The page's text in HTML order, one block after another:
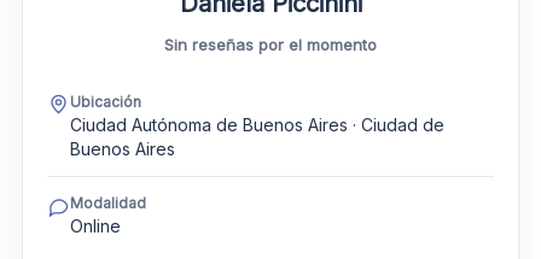
Sin reseñas por el momento
Ubicación
Ciudad Autónoma de Buenos Aires · Ciudad de
Buenos Aires
Modalidad
Online